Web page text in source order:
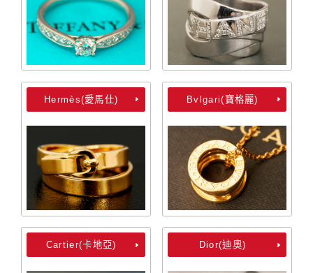
Hermès(愛馬仕) Bvlgari(寶格麗)
Cartier(卡地亞) Dior(迪奧)